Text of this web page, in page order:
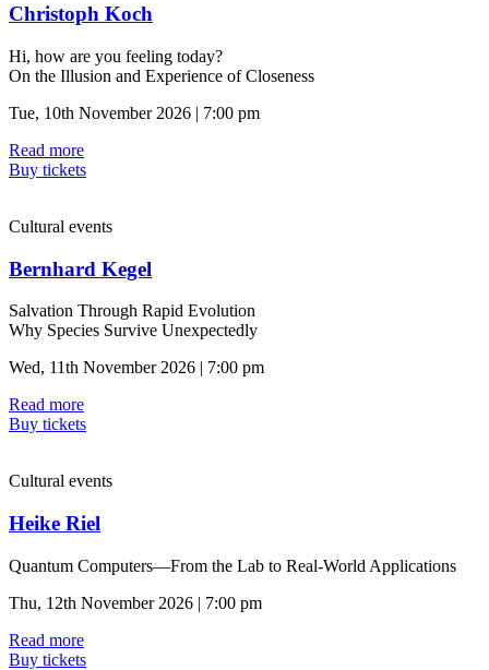
Christoph Koch
Hi, how are you feeling today?
On the Illusion and Experience of Closeness
Tue, 10th November 2026 | 7:00 pm
Read more
Buy tickets
Cultural events
Bernhard Kegel
Salvation Through Rapid Evolution
Why Species Survive Unexpectedly
Wed, 11th November 2026 | 7:00 pm
Read more
Buy tickets
Cultural events
Heike Riel
Quantum Computers—From the Lab to Real-World Applications
Thu, 12th November 2026 | 7:00 pm
Read more
Buy tickets